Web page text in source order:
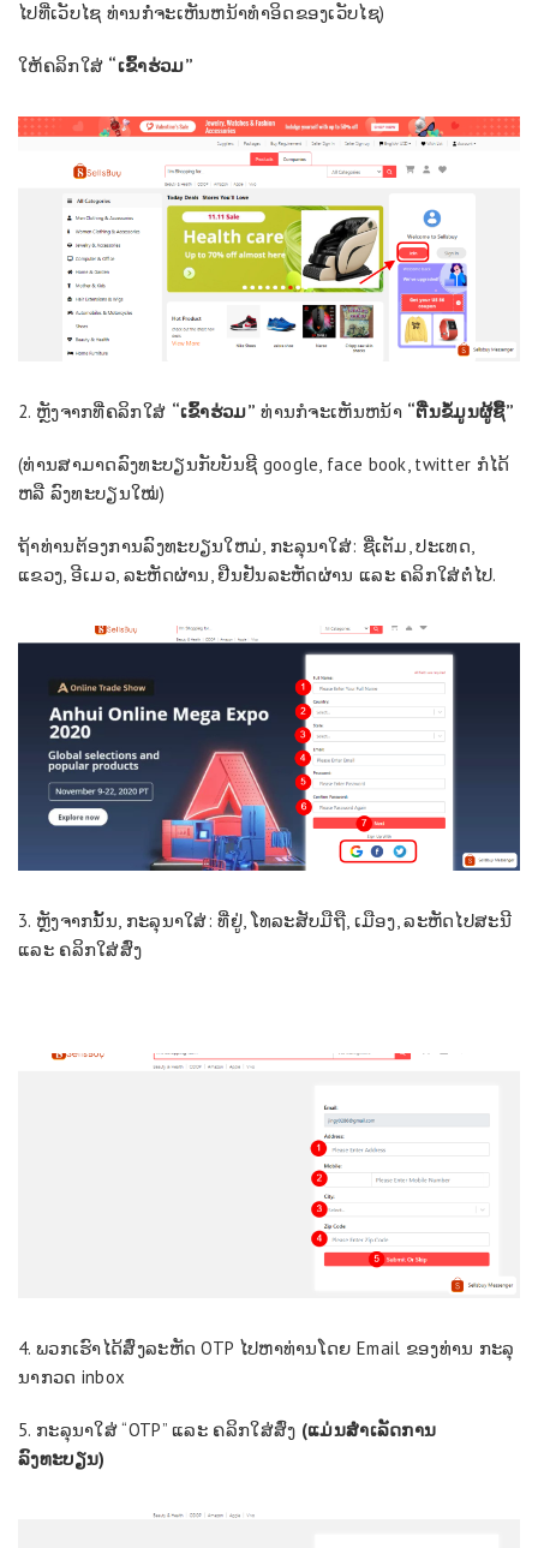
ໄປ​ທີ່​ເວັບ​ໄຊ​ ທ່ານກໍ່​ຈະ​ເຫັນ​ຫນ້າ​ທໍາ​ອິດ​ຂອງ​ເວັບ​ໄຊ​​)
ໃຫ້ຄລິກໃສ່ “ເຂົ້າຮ່ວມ”
2. ຫຼັງ​ຈາກ​ທີ່​ຄລິກ​ໃສ່ “ເຂົ້າ​ຮ່ວມ​” ທ່ານກໍ​ຈະ​ເຫັນຫນ້າ​ “​ຕື່ນ​ຂໍ້​ມູນ​ຜູ້​ຊື້​”
(ທ່ານສາມາດລົງທະບຽນກັບ​ບັນ​ຊີ google, face book, twitter ກໍ​ໄດ້
ຫລື​ ລົງ​ທະ​ບ​ຽ​ນ​ໃໝ່)
ຖ້າທ່ານຕ້ອງການລົງທະບຽນໃຫມ່, ກະລຸນາໃສ່: ຊື່ເຕັມ, ປະເທດ,
ແຂວງ, ອີເມວ, ລະຫັດຜ່ານ, ຢືນຢັນລະຫັດຜ່ານ ແລະ ຄລິກໃສ່ຕໍ່ໄປ.
3. ຫຼັງ​ຈາກ​ນັ້ນ​, ກະ​ລຸ​ນາ​ໃສ່​: ທີ່​ຢູ່​, ໂທລະ​ສັບ​ມື​ຖື​, ເມືອງ​, ລະ​ຫັດ​ໄປ​ສະ​ນີ​
ແລະ ຄລິກໃສ່​ສົ່ງ​
4. ພວກ​ເຮົາ​ໄດ້ສົ່ງລະຫັດ OTP ໄປຫາທ່ານ​ໂດຍ Email ຂອງ​ທ່ານ ກະ​ລຸ​
ນາ​ກວດ inbox
5. ກະລຸນາໃສ່ “OTP” ແລະ ຄລິກໃສ່ສົ່ງ (ແມ່ນສໍາເລັດ​ການ
ລົງທະບຽນ)